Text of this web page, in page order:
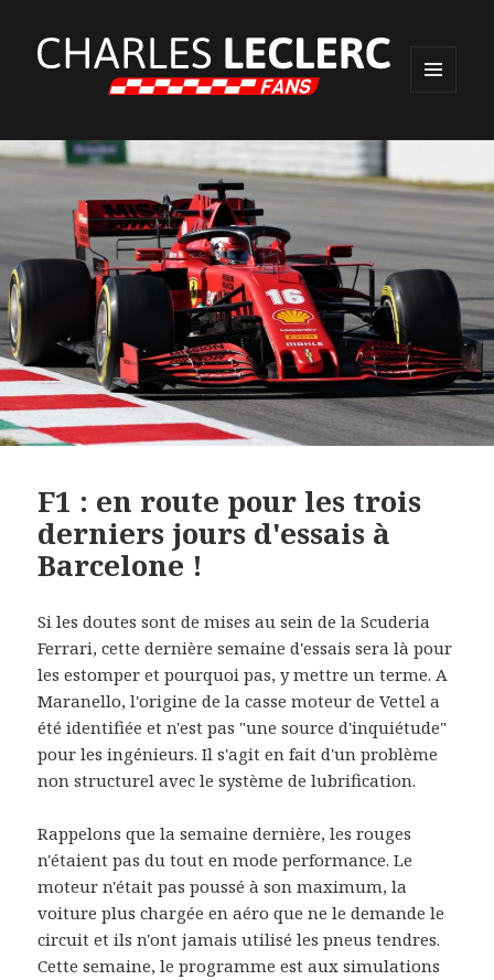
WIDGETS
F1 : en route pour les trois
derniers jours d'essais à
Barcelone !
Si les doutes sont de mises au sein de la Scuderia
Ferrari, cette dernière semaine d'essais sera là pour
les estomper et pourquoi pas, y mettre un terme. A
Maranello, l'origine de la casse moteur de Vettel a
été identifiée et n'est pas "une source d'inquiétude"
pour les ingénieurs. Il s'agit en fait d'un problème
non structurel avec le système de lubrification.
Rappelons que la semaine dernière, les rouges
n'étaient pas du tout en mode performance. Le
moteur n'était pas poussé à son maximum, la
voiture plus chargée en aéro que ne le demande le
circuit et ils n'ont jamais utilisé les pneus tendres.
Cette semaine, le programme est aux simulations